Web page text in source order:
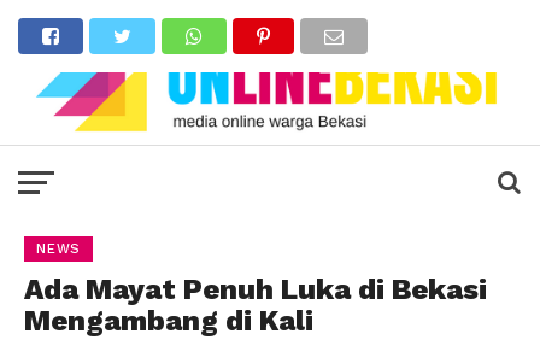
NEWS
Ada Mayat Penuh Luka di Bekasi
Mengambang di Kali